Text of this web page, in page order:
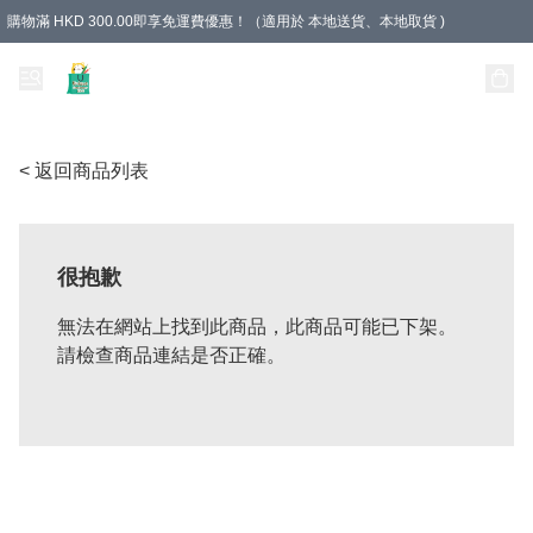
購物滿 HKD 300.00即享免運費優惠！（適用於 本地送貨、本地取貨 )
< 返回商品列表
很抱歉
無法在網站上找到此商品，此商品可能已下架。
請檢查商品連結是否正確。